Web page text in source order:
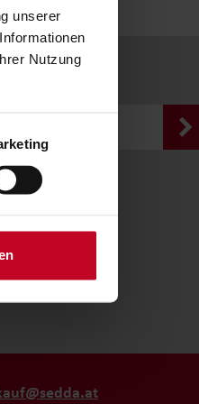
unserer
Nutzung